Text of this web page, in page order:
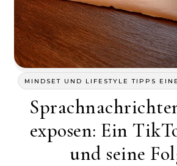
MINDSET UND LIFESTYLE TIPPS
exposen: Ein
und seine